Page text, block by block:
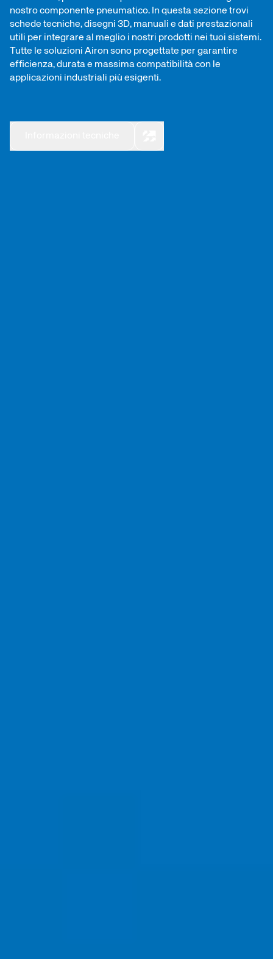
nostro componente pneumatico. In questa sezione trovi
schede tecniche, disegni 3D, manuali e dati prestazionali
utili per integrare al meglio i nostri prodotti nei tuoi sistemi.
Tutte le soluzioni Airon sono progettate per garantire
efficienza, durata e massima compatibilità con le
applicazioni industriali più esigenti.